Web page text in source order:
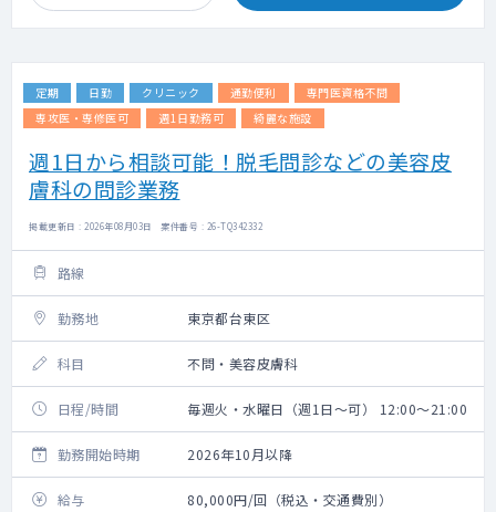
定期 日勤 クリニック 通勤便利
専門医資格不問
専攻医・専修医可
週1日勤務可 綺麗な施設
週1日から相談可能！脱毛問診などの美容皮
膚科の問診業務
掲載更新日 : 2026年08月03日 案件番号 : 26-TQ342332
路線
勤務地 東京都台東区
科目 不問・美容皮膚科
日程/時間 毎週火・水曜日（週1日～可） 12:00～21:00
勤務開始時期 2026年10月以降
給与 80,000円/回（税込・交通費別）